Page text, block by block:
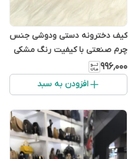
کیف دخترونه دستی ودوشی جنس
چرم صنعتی با کیفیت رنگ مشکی
۹۹۶٬۰۰۰
افزودن به سبد